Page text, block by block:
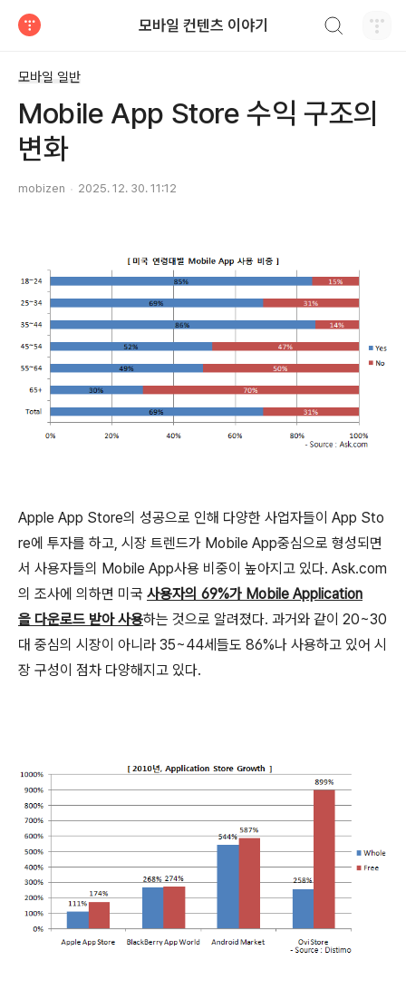
모바일 컨텐츠 이야기
모바일 일반
Mobile App Store 수익 구조의
변화
mobizen 2025. 12. 30. 11:12
Apple App Store의 성공으로 인해 다양한 사업자들이 App Sto
re에 투자를 하고, 시장 트렌드가 Mobile App중심으로 형성되면
서 사용자들의 Mobile App사용 비중이 높아지고 있다. Ask.com
의 조사에 의하면 미국 사용자의 69%가 Mobile Application
을 다운로드 받아 사용하는 것으로 알려졌다. 과거와 같이 20~30
대 중심의 시장이 아니라 35~44세들도 86%나 사용하고 있어 시
장 구성이 점차 다양해지고 있다.